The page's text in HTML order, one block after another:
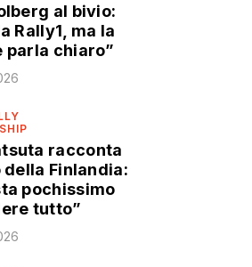
al bivio:
Rally1, ma la
parla chiaro”
racconta
della Finlandia:
pochissimo
tutto”